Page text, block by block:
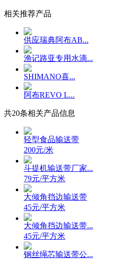
相关推荐产品
供应瑞典阿布AB...
渔记路亚专用水滴...
SHIMANO喜...
阿布REVO L...
共20条相关产品信息
轻型食品输送带
200元/米
斗提机输送带厂家...
79元/平方米
大倾角挡边输送带
45元/平方米
大倾角挡边输送带...
45元/平方米
钢丝绳芯输送带公...